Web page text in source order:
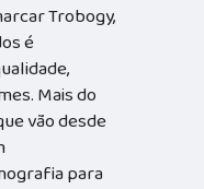
Trobogy,
é
Mais do
vão desde
para